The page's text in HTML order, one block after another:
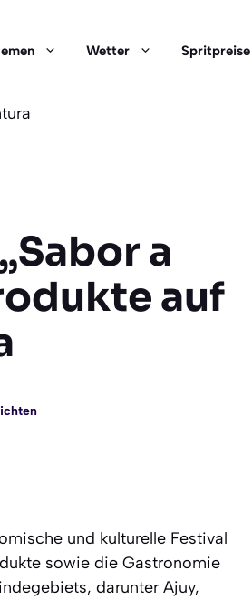
Wetter Spritpreise
a
auf
und kulturelle Festival
sowie die Gastronomie
darunter Ajuy,